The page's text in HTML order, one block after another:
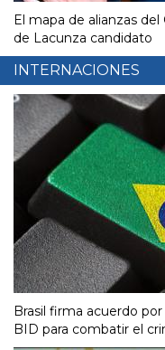
El mapa de alianzas
de Lacunza candidato
INTERNACIONES
Brasil firma acuerdo
BID para combatir el